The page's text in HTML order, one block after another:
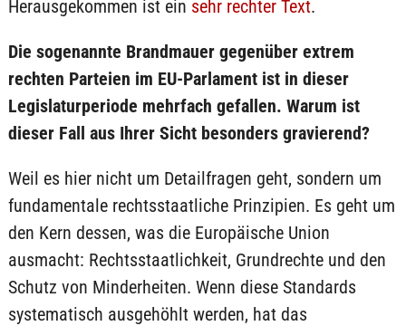
Herausgekommen ist ein sehr rechter Text.
Die sogenannte Brandmauer gegenüber extrem
rechten Parteien im EU-Parlament ist in dieser
Legislaturperiode mehrfach gefallen. Warum ist
dieser Fall aus Ihrer Sicht besonders gravierend?
Weil es hier nicht um Detailfragen geht, sondern um
fundamentale rechtsstaatliche Prinzipien. Es geht um
den Kern dessen, was die Europäische Union
ausmacht: Rechtsstaatlichkeit, Grundrechte und den
Schutz von Minderheiten. Wenn diese Standards
systematisch ausgehöhlt werden, hat das